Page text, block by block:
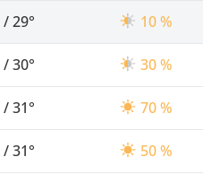
/29° 10 %
/30° 30 %
/31° 70 %
/31° 50 %